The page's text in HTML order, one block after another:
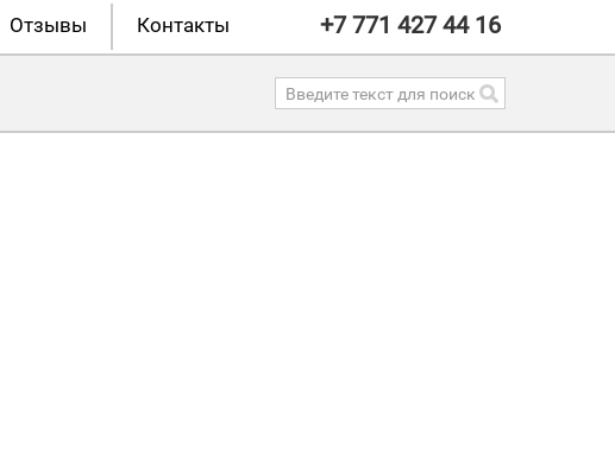
Отзывы Контакты +7 771 427 44 16